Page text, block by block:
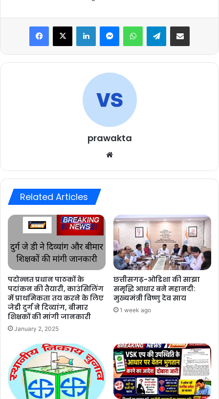
Facebook
X LinkedInMessengerWhatsAppTelegramShare via Email
prawakta
Related Articles
पदोन्नत प्रधान पाठकों के
पदांकन की तैयारी, काउंसिलिंग
में प्राथमिकता तय करने के लिए
जेडी दुर्ग ने दिव्यांग, बीमार
शिक्षकों की मांगी जानकारी
January 2, 2025
छत्तीसगढ़-ओडिशा की साझा
समृद्धि आधार बने महानदी:
मुख्यमंत्री विष्णु देव साय
1 week ago